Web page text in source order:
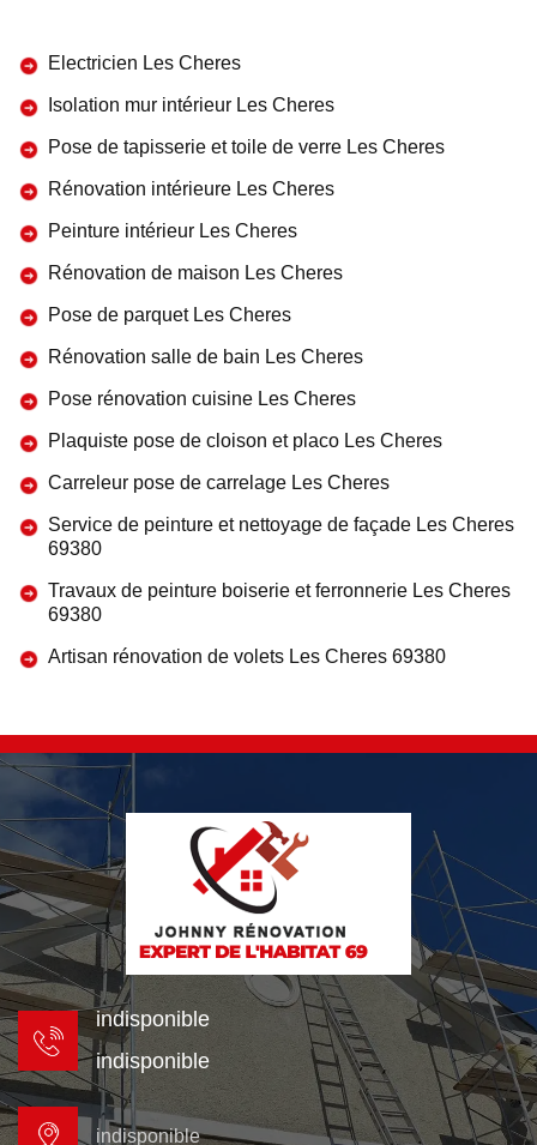
Electricien Les Cheres
Isolation mur intérieur Les Cheres
Pose de tapisserie et toile de verre Les Cheres
Rénovation intérieure Les Cheres
Peinture intérieur Les Cheres
Rénovation de maison Les Cheres
Pose de parquet Les Cheres
Rénovation salle de bain Les Cheres
Pose rénovation cuisine Les Cheres
Plaquiste pose de cloison et placo Les Cheres
Carreleur pose de carrelage Les Cheres
Service de peinture et nettoyage de façade Les Cheres
69380
Travaux de peinture boiserie et ferronnerie Les Cheres
69380
Artisan rénovation de volets Les Cheres 69380
indisponible
indisponible
indisponible